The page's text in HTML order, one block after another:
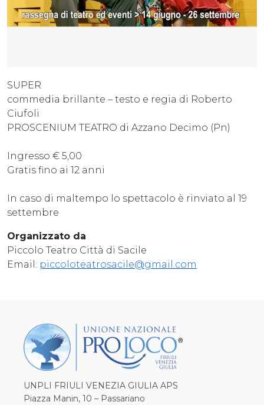
SUPER
commedia brillante – testo e regia di Roberto
Ciufoli
PROSCENIUM TEATRO di Azzano Decimo (Pn)
Ingresso € 5,00
Gratis fino ai 12 anni
In caso di maltempo lo spettacolo è rinviato al 19
settembre
Organizzato da
Piccolo Teatro Città di Sacile
Email: piccoloteatrosacile@gmail.com
UNPLI FRIULI VENEZIA GIULIA APS
Piazza Manin, 10 – Passariano